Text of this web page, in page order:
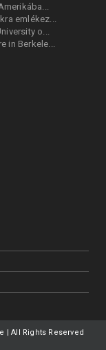
emlékez...
o...
in Berkele...
| All Rights Reserved